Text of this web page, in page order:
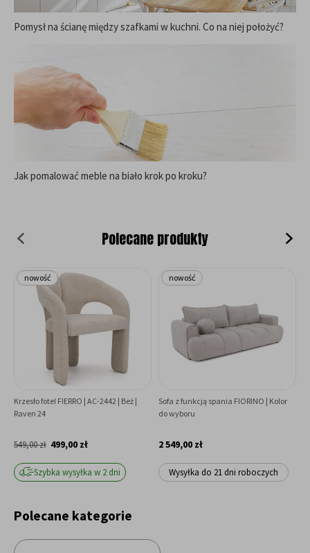
Pomysł na ścianę między szafkami w kuchni. Co na niej położyć?
Jak pomalować meble na biało krok po kroku?
Polecane produkty
Krzesło fotel FIERRO | AC-2442 | Beż |
Raven 24
499,00 zł
549,00 zł
Szybka wysyłka w 2 dni
nowość
Sofa z funkcją spania FIORINO | Kolor
do wyboru
2 549,00 zł
Wysyłka do 21 dni roboczych
nowość
Polecane kategorie